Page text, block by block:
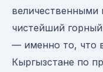
величественными
чистейший
— именно то, что
Кыргызстане по